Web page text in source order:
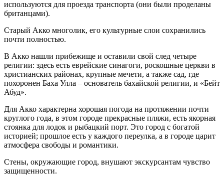
используются для проезда транспорта (они были проделаны
британцами).
Старый Акко многолик, его культурные слои сохранились
почти полностью.
В Акко нашли прибежище и оставили свой след четыре
религии: здесь есть еврейские синагоги, роскошные церкви в
христианских районах, крупные мечети, а также сад, где
похоронен Баха Улла – основатель бахайской религии, и «Бейт
Абуд».
Для Акко характерна хорошая погода на протяжении почти
круглого года, в этом городе прекрасные пляжи, есть якорная
стоянка для лодок и рыбацкий порт. Это город с богатой
историей; прошлое есть у каждого переулка, а в городе царит
атмосфера свободы и романтики.
Стены, окружающие город, внушают экскурсантам чувство
защищенности.